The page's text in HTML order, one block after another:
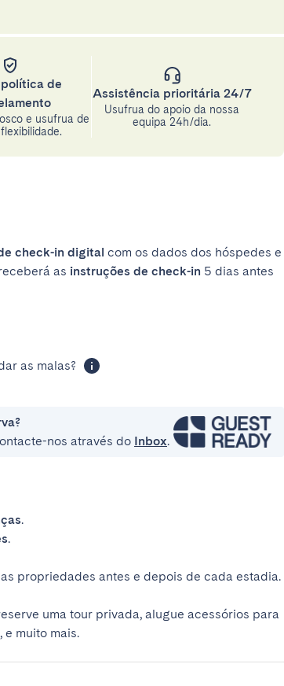
de
e usufrua de
Assistência prioritária 24/7
Usufrua do apoio da nossa
equipa 24h/dia.
check-in digital com os dados dos hóspedes e
as instruções de check-in 5 dias antes
as malas?
nos através do Inbox.
.
.
propriedades antes e depois de cada estadia.
uma tour privada, alugue acessórios para
muito mais.